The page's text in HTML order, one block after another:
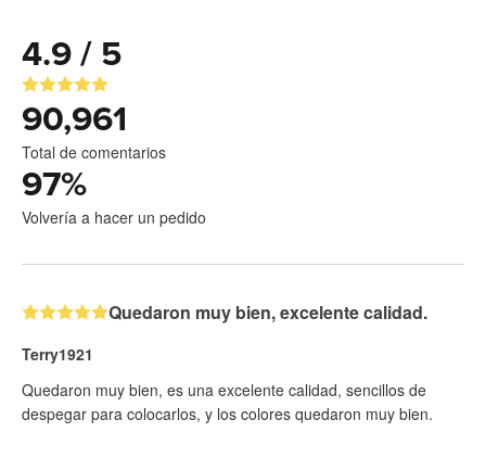
4.9 / 5
90,961
Total de comentarios
97%
Volvería a hacer un pedido
Quedaron muy bien, excelente calidad.
Terry1921
Quedaron muy bien, es una excelente calidad, sencillos de
despegar para colocarlos, y los colores quedaron muy bien.